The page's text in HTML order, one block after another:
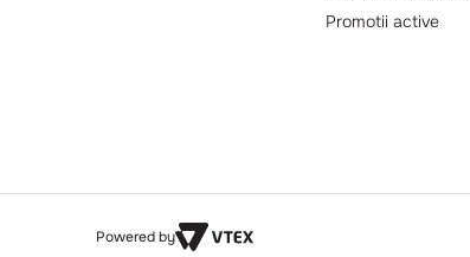
Promotii active
Powered by